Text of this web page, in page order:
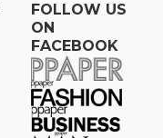
FOLLOW US
ON
FACEBOOK